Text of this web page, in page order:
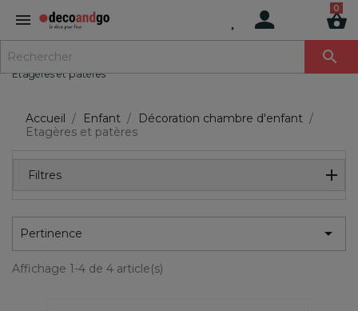

Etagères et patères
Accueil Enfant
Décoration chambre d'enfant
Etagères et patères
Filtres
Pertinence 
Affichage 1-4 de 4 article(s)